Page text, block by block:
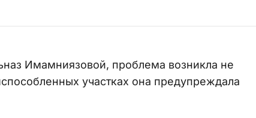
Имамниязовой, проблема возникла не
участках она предупреждала